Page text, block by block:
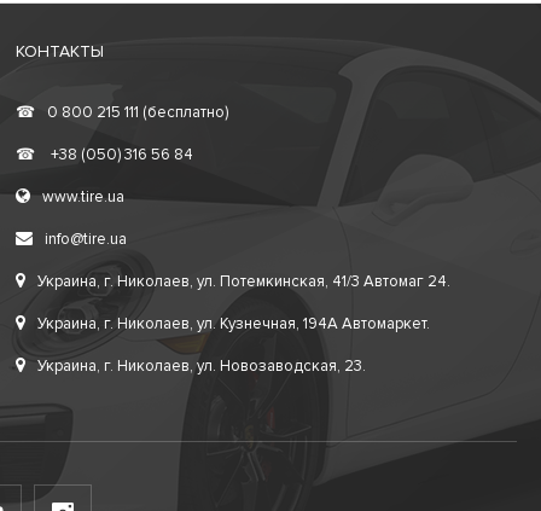
КОНТАКТЫ
☎ 0 800 215 111 (бесплатно)
☎ +38 (050) 316 56 84
www.tire.ua
info@tire.ua
Украина, г. Николаев, ул. Потемкинская, 41/3 Автомаг 24.
Украина, г. Николаев, ул. Кузнечная, 194А Автомаркет.
Украина, г. Николаев, ул. Новозаводская, 23.